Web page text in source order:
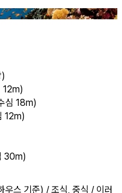
12m)
심 18m)
12m)
30m)
우스 기준) / 조식, 중식 / 이러